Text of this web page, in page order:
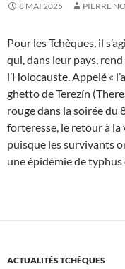
8 MAI 2025 PIERRE
Pour les Tchèques, il
qui, dans leur pays,
l’Holocauste. Appelé «
ghetto de Terezín
rouge dans la soirée du
forteresse, le retour à la
puisque les survivants
une épidémie de
ACTUALITÉS TCHÈQUES